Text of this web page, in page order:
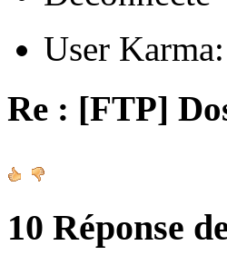
User Karma:
Re : [FTP]
10 Réponse